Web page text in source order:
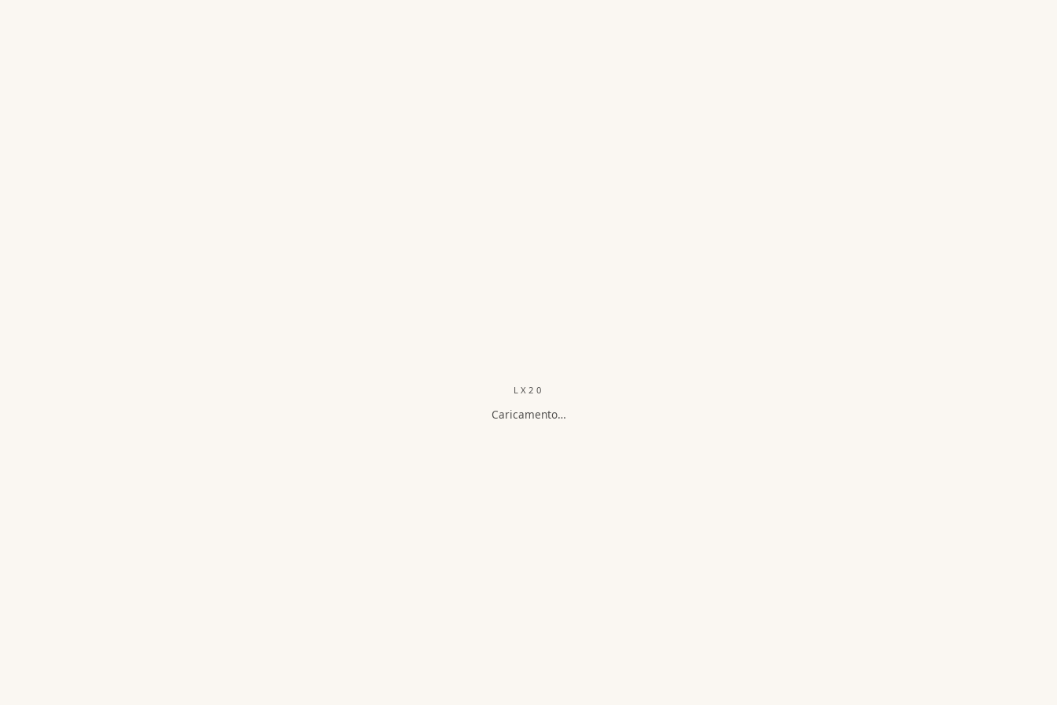
LX20
Caricamento…